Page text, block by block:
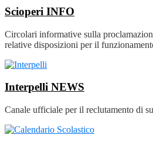
Scioperi INFO
Circolari informative sulla
relative disposizioni per il
Interpelli NEWS
Canale ufficiale per il reclutamento di